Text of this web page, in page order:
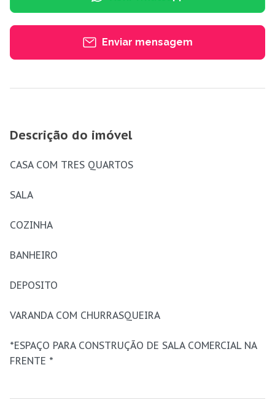
Enviar mensagem
Descrição do imóvel
CASA COM TRES QUARTOS
SALA
COZINHA
BANHEIRO
DEPOSITO
VARANDA COM CHURRASQUEIRA
*ESPAÇO PARA CONSTRUÇÃO DE SALA COMERCIAL NA
FRENTE *